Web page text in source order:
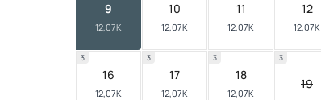
9
12,07K
10
12,07K
11
12,07K
12
12,07K
16
12,07K
3
17
12,07K
3
18
12,07K
3
19
3